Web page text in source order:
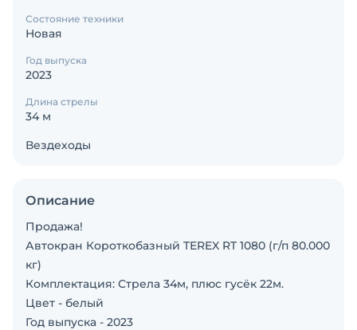
Состояние техники
Новая
Год выпуска
2023
Длина стрелы
34 м
Вездеходы
Описание
Продажа!
Автокран Короткобазный TEREX RT 1080 (г/п 80.000
кг)
Комплектация: Стрела 34м, плюс гусёк 22м.
Цвет - белый
Год выпуска - 2023